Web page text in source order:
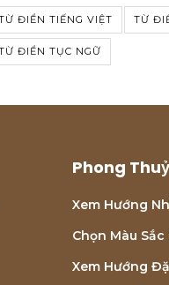
ĐIỂN TIẾNG VIỆT TỪ
ĐIỂN TỤC NGỮ
Phong Thuỷ
Xem Hướng
Chọn Màu
Xem Hướng